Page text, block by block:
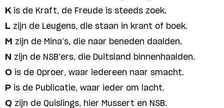
K is de Kraft, de Freude is steeds zoek.
L zijn de Leugens, die staan in krant of boek.
M
zijn de Mina’s, die naar beneden daalden.
N zijn de NSB’ers, die Duitsland binnenhaalden.
O is de Oproer, waar iedereen naar smacht.
P is de Publicatie, waar ieder om lacht.
Q zijn de Quislings, hier Mussert en NSB.